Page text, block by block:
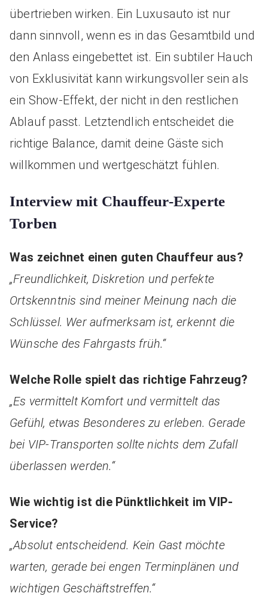
übertrieben wirken. Ein Luxusauto ist nur
dann sinnvoll, wenn es in das Gesamtbild und
den Anlass eingebettet ist. Ein subtiler Hauch
von Exklusivität kann wirkungsvoller sein als
ein Show-Effekt, der nicht in den restlichen
Ablauf passt. Letztendlich entscheidet die
richtige Balance, damit deine Gäste sich
willkommen und wertgeschätzt fühlen.
Interview mit Chauffeur-Experte
Torben
Was zeichnet einen guten Chauffeur aus?
„Freundlichkeit, Diskretion und perfekte
Ortskenntnis sind meiner Meinung nach die
Schlüssel. Wer aufmerksam ist, erkennt die
Wünsche des Fahrgasts früh.“
Welche Rolle spielt das richtige Fahrzeug?
„Es vermittelt Komfort und vermittelt das
Gefühl, etwas Besonderes zu erleben. Gerade
bei VIP-Transporten sollte nichts dem Zufall
überlassen werden.“
Wie wichtig ist die Pünktlichkeit im VIP-
Service?
„Absolut entscheidend. Kein Gast möchte
warten, gerade bei engen Terminplänen und
wichtigen Geschäftstreffen.“